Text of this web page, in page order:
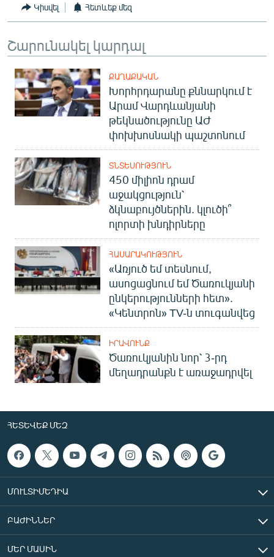
Կիսվել Հետևեք մեզ
Շարունակել կարդալ
ՔԱՂԱՔԱԿԱՆ
Խորհրդարանը քննարկում է
Արամ Վարդևանյանի
թեկնածությունը ԱԺ
փոխխոսնակի պաշտոնում
ՏՆՏԵՍՈՒԹՅՈՒՆ
450 միլիոն դրամ
աջակցություն՝
ձկնաբույծներին. կլուծի՞
ոլորտի խնդիրները
ՀԱՍԱՐԱԿՈՒԹՅՈՒՆ
«Առյուծ եմ տեսնում,
ասոցացնում եմ Ծառուկյանի
ընկերությունների հետ».
«Կենտրոն» TV-ն տուգանվեց
ԻՐԱՎՈՒՆՔ
Ծառուկյանին նոր՝ 3-րդ
մեղադրանքն է առաջադրվել
ՀԵՏԵՎԵՔ ՄԵԶ
ՄՈՒԼՏԻՄԵԴԻԱ
ԲԱԺԻՆՆԵՐ
ՄԵՐ ՄԱՍԻՆ